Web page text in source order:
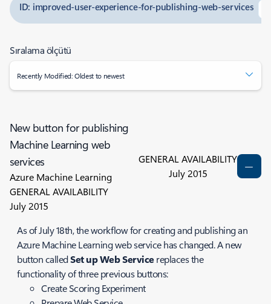
ID: improved-user-experience-for-publishing-web-services
Sıralama ölçütü
Recently Modified: Oldest to newest
New button for publishing
Machine Learning web
services
Azure Machine Learning
GENERAL AVAILABILITY
July 2015
GENERAL AVAILABILITY
July 2015
As of July 18th, the workflow for creating and publishing an
Azure Machine Learning web service has changed. A new
button calledSet up Web Servicereplaces the
functionality of three previous buttons:
Create Scoring Experiment